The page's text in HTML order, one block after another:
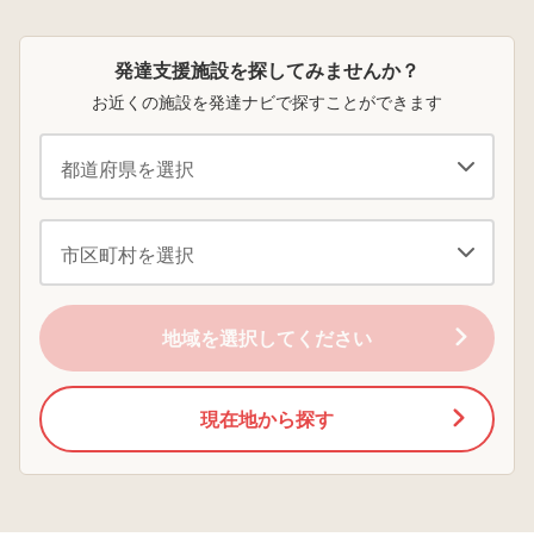
達が好きでひょうき
んな性格なので、何
とかやっていけたし
健常児の子からの刺
激を受けて伸びた部
分があると思うが 本
人が心から楽しんで
いる時間が少ないの
では？ そろそろ本人
が周りの子達との力
の差に気がつき始め
るのでは？ 今の時期
に大切なことは、楽
しい時間を過ごしな
がら、先生に沢山褒
めてもらい認めても
らうことで他者を信
頼すること、自己肯
定感を高めることだ
から、 今いる幼稚園
に入ると泣いてる息
子の声が聞こえ、皆
の整列された列から
ひとり離れて横にな
てもダメで、他の園
児たちが日頃の成果
け、普段ならできる
ことも得意なことも
何もせず、ただただ
イヤだと訴えて突っ
伏していました。 そ
の姿を見て、息子は
私の認識よりも毎日
辛い思いをしている
のかもしれない、発
達年齢も私の認識よ
う段階の前に、身辺自立であったり、言葉の獲得や感覚統
合、先生を介した少人数でのやり取り等を繰り返し学ぶこ
とが大事だと思います。 ご自分のキャリアや世帯年収な
ども変化するでしょうから家族でよく話し合った方が良い
と思います。 発達障がいの場合は頑張ったら頑張った分
だけ伸びるという単純なものではないので、転園しても思
ったほど伸びなかった場合仕事辞めたことを後悔するかも
しれませんので。
ipsa. Id suscipit consequuntur. Nemo sunt maxime.
Veritatis qui voluptates.
発達支援施設を探してみませんか？
お近くの施設を発達ナビで探すことができます
地域を選択してください
現在地から探す